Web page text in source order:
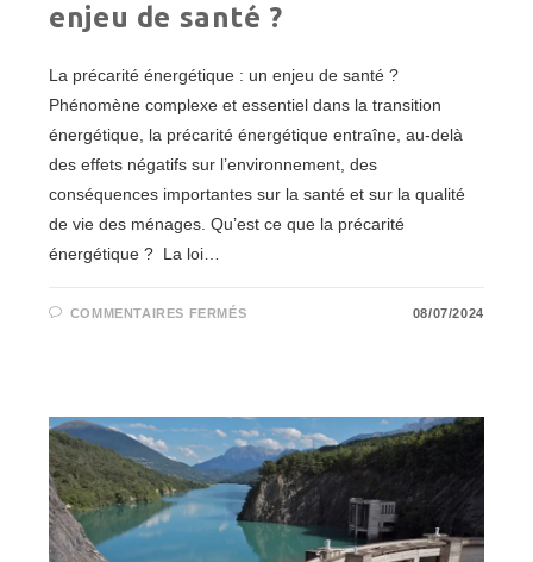
enjeu de santé ?
La précarité énergétique : un enjeu de santé ?
Phénomène complexe et essentiel dans la transition
énergétique, la précarité énergétique entraîne, au-delà
des effets négatifs sur l’environnement, des
conséquences importantes sur la santé et sur la qualité
de vie des ménages. Qu’est ce que la précarité
énergétique ? La loi…
COMMENTAIRES FERMÉSSUR
DE
SANTÉ
?
08/07/2024